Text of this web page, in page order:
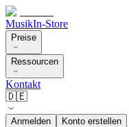
MusikIn-Store
Preise
Ressourcen
Kontakt
🇩🇪
Anmelden Konto erstellen